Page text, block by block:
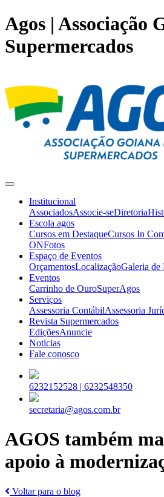
Agos | Associação
Supermercados
Institucional
AssociadosAssocie-seDiretoria
Escola agos
Cursos em DestaqueCursos In
ONFotos
Espaço de Eventos
OrçamentosLocalizaçãoGaleria de
Eventos
Carrinho de OuroSuperAgos
Serviços
Assessoria ContábilAssessoria
Revista Supermercados
EdiçõesAnuncie
Noticias
Fale conosco
6232152528 | 6232548350
secretaria@agos.com.br
AGOS também
apoio à
Voltar para o blog